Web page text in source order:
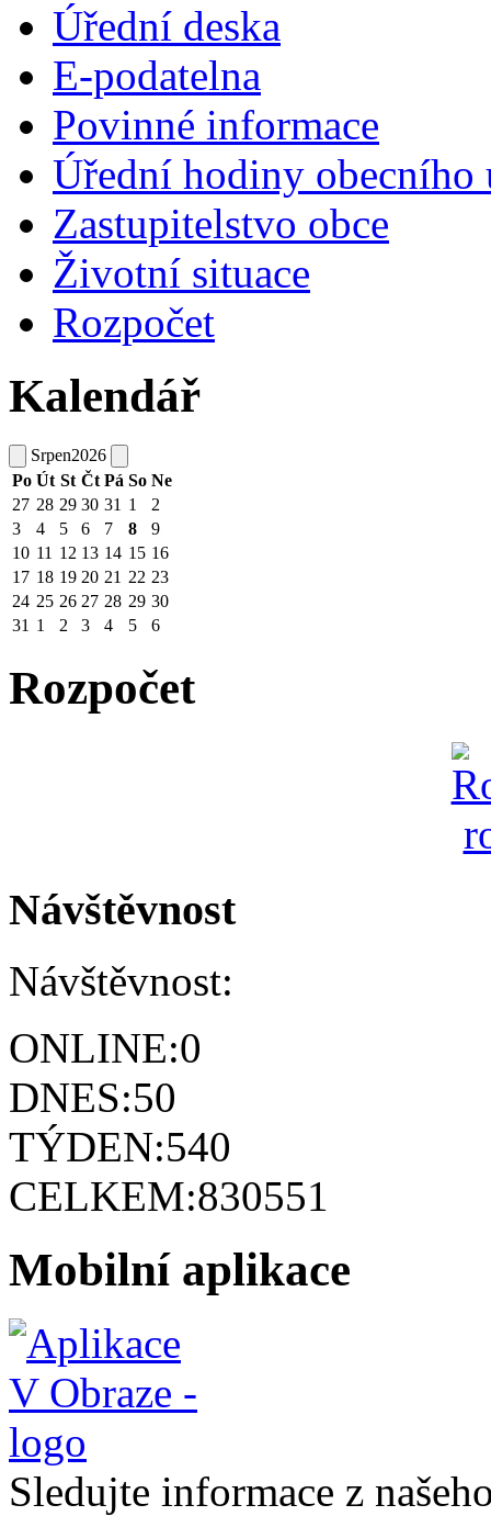
Úřední deska
E-podatelna
Povinné informace
Úřední hodiny obecního
Zastupitelstvo obce
Životní situace
Rozpočet
Kalendář
Srpen2026
Po Út St Čt Pá So Ne
27 28 29 30 31 1
2
3
4 5 6 7 8
9
10 11 12 13 14 15 16
17 18 19 20 21 22 23
24 25 26 27 28 29 30
31 1 2 3 4 5 6
Rozpočet
Návštěvnost
Návštěvnost:
ONLINE:0
DNES:50
TÝDEN:540
CELKEM:830551
Mobilní aplikace
Sledujte informace z